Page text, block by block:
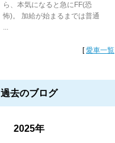
ら、本気になると急にFF(恐
怖)。 加給が始まるまでは普通
...
[愛車一覧
過去のブログ
2025年